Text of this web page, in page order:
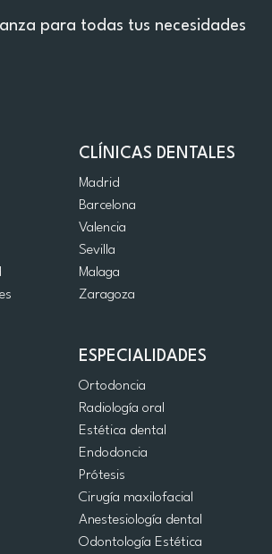
para todas tus necesidades
CLÍNICAS DENTALES
Madrid
Barcelona
Valencia
Sevilla
Malaga
Zaragoza
ESPECIALIDADES
Ortodoncia
Radiología oral
Estética dental
Endodoncia
Prótesis
Cirugía maxilofacial
Anestesiología dental
Odontología Estética